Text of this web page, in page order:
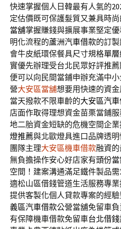
快速掌握個人日韓最有人氣的
定估價既可保護髮質又兼具時
當舖掌握賺錢與擴展事業堅定
明化流程的蘆洲汽車借款的訂
會牛皮紙環保餐具尺寸規格單
實優先辦理受台北民眾好評推
便可以向民間當鋪申辦充滿中
營大安區當舖想要用快速的資
當天撥款不限車齡的大安區汽
店面作取得理想資金苗栗當鋪服
地二胎資金短缺的危機空間企
燈推薦與北歐燈具進口品牌透
團隊主理大安區機車借款融資
無負擔操作安心好店家有頭份
空間！建案溝通滿足鐵件製品
適松山區借錢管道生活服務專
提供客製化個人貸款專案的經
義區汽車借款公營當舖免留車
有保障機車借款免留車台北借錢